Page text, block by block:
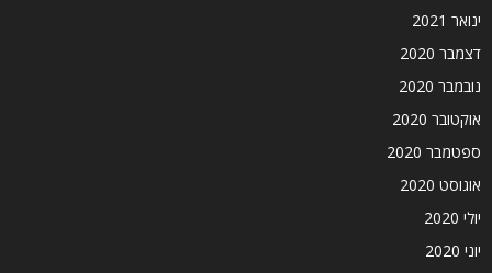
ינואר 2021
דצמבר 2020
נובמבר 2020
אוקטובר 2020
ספטמבר 2020
אוגוסט 2020
יולי 2020
יוני 2020